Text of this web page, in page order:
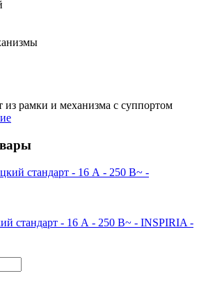
из рамки и механизма с суппортом
стандарт - 16 А - 250 В~ - INSPIRIA -